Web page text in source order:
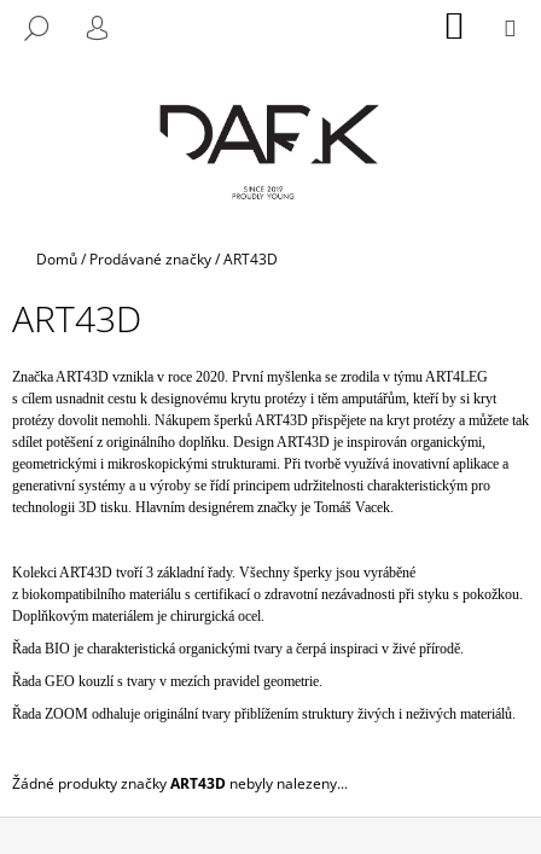
HLEDAT
PŘIHLÁŠENÍ KOŠÍK
Domů/ Prodávané značky/ART43D
ART43D
Značka ART43D vznikla v roce 2020. První myšlenka se zrodila v týmu ART4LEG
s cílem usnadnit cestu k designovému krytu protézy i těm amputářům, kteří by si kryt
protézy dovolit nemohli. Nákupem šperků ART43D přispějete na kryt protézy a můžete tak
sdílet potěšení z originálního doplňku. Design ART43D je inspirován organickými,
geometrickými i mikroskopickými strukturami. Při tvorbě využívá inovativní aplikace a
generativní systémy a u výroby se řídí principem udržitelnosti charakteristickým pro
technologii 3D tisku. Hlavním designérem značky je Tomáš Vacek.
Kolekci ART43D tvoří 3 základní řady. Všechny šperky jsou vyráběné
z biokompatibilního materiálu s certifikací o zdravotní nezávadnosti při styku s pokožkou.
Doplňkovým materiálem je chirurgická ocel.
Řada BIO je charakteristická organickými tvary a čerpá inspiraci v živé přírodě.
Řada GEO kouzlí s tvary v mezích pravidel geometrie.
Řada ZOOM odhaluje originální tvary přiblížením struktury živých i neživých materiálů.
Žádné produkty značkyART43D nebyly nalezeny...
T
E
U
J
E
T
E
A
J
Í
T
?
HLEDAT